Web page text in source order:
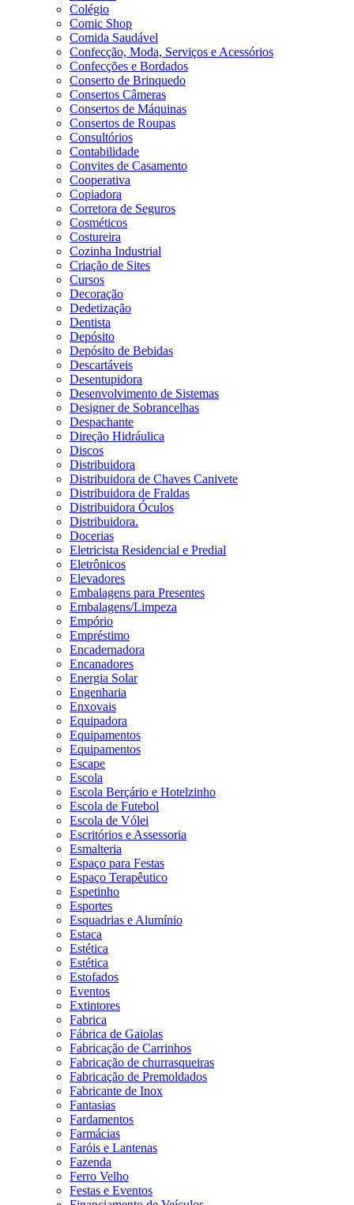
Colégio
Comic Shop
Comida Saudável
Confecção, Moda, Serviços e Acessórios
Confecções e Bordados
Conserto de Brinquedo
Consertos Câmeras
Consertos de Máquinas
Consertos de Roupas
Consultórios
Contabilidade
Convites de Casamento
Cooperativa
Copiadora
Corretora de Seguros
Cosméticos
Costureira
Cozinha Industrial
Criação de Sites
Cursos
Decoração
Dedetização
Dentista
Depósito
Depósito de Bebidas
Descartáveis
Desentupidora
Desenvolvimento de Sistemas
Designer de Sobrancelhas
Despachante
Direção Hidráulica
Discos
Distribuidora
Distribuidora de Chaves Canivete
Distribuidora de Fraldas
Distribuidora Óculos
Distribuidora.
Docerias
Eletricista Residencial e Predial
Eletrônicos
Elevadores
Embalagens para Presentes
Embalagens/Limpeza
Empório
Empréstimo
Encadernadora
Encanadores
Energia Solar
Engenharia
Enxovais
Equipadora
Equipamentos
Equipamentos
Escape
Escola
Escola Berçário e Hotelzinho
Escola de Futebol
Escola de Vólei
Escritórios e Assessoria
Esmalteria
Espaço para Festas
Espaço Terapêutico
Espetinho
Esportes
Esquadrias e Alumínio
Estaca
Estética
Estética
Estofados
Eventos
Extintores
Fabrica
Fábrica de Gaiolas
Fabricação de Carrinhos
Fabricação de churrasqueiras
Fabricação de Premoldados
Fabricante de Inox
Fantasias
Fardamentos
Farmácias
Faróis e Lantenas
Fazenda
Ferro Velho
Festas e Eventos